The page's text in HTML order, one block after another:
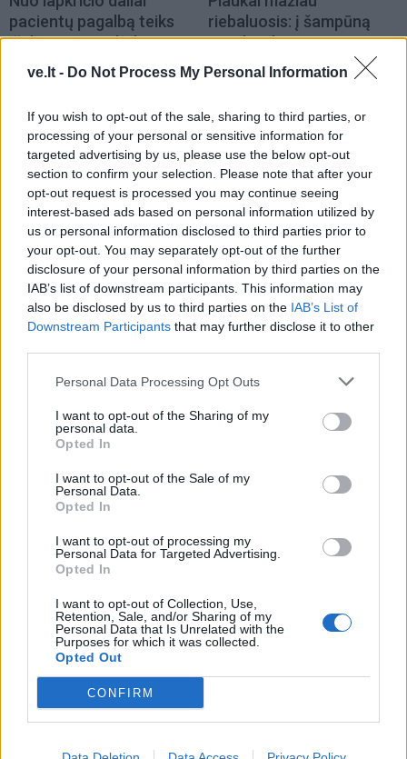
ve.lt - Do Not Process My Personal Information
If you wish to opt-out of the sale, sharing to third parties, or
processing of your personal or sensitive information for
targeted advertising by us, please use the below opt-out
section to confirm your selection. Please note that after your
opt-out request is processed you may continue seeing
interest-based ads based on personal information utilized by
us or personal information disclosed to third parties prior to
your opt-out. You may separately opt-out of the further
disclosure of your personal information by third parties on the
IAB’s list of downstream participants. This information may
also be disclosed by us to third parties on the IAB’s List of
Downstream Participants that may further disclose it to other
Personal Data Processing Opt Outs
I want to opt-out of the Sharing of my
personal data.
Opted In
I want to opt-out of the Sale of my
Personal Data.
Opted In
I want to opt-out of processing my
Personal Data for Targeted Advertising.
Opted In
I want to opt-out of Collection, Use,
Retention, Sale, and/or Sharing of my
Personal Data that Is Unrelated with the
Purposes for which it was collected.
Opted Out
CONFIRM
pacientų pagalbą teiks
išplėstinės praktikos
slaugytojai
riebaluosis: į šampūną
tereikia įberti vieną
ingredientą
Sveikata
Išrinktas Jūrininkų
poliklinikos vadovas(9)
Sveikata
Patekti pas vaikų
kardiologą - misija
neįmanoma?(1)
Sveikata
Gimdymas namuose:
drąsus pasirinkimas ar
pavojingas
eksperimentas? Kur
baigiasi laisvė rinktis ir
prasideda rizika?
Kraujas ant šepetėlio:
požymis, kurį daugelis
smulkmena